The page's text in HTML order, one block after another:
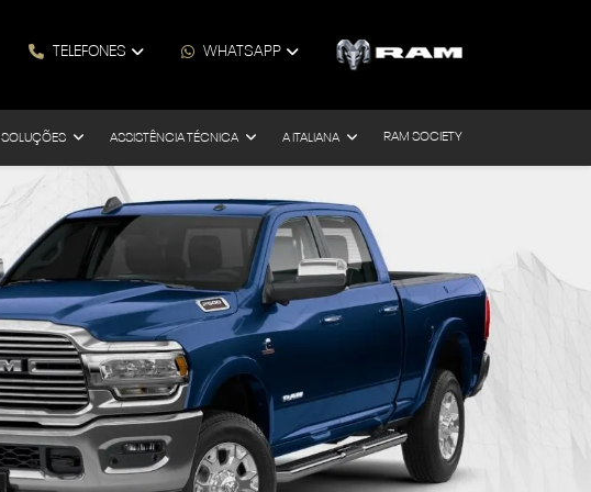
TELEFONES WHATSAPP
SOLUÇÕES ASSISTÊNCIA TÉCNICA A ITALIANA RAM SOCIETY